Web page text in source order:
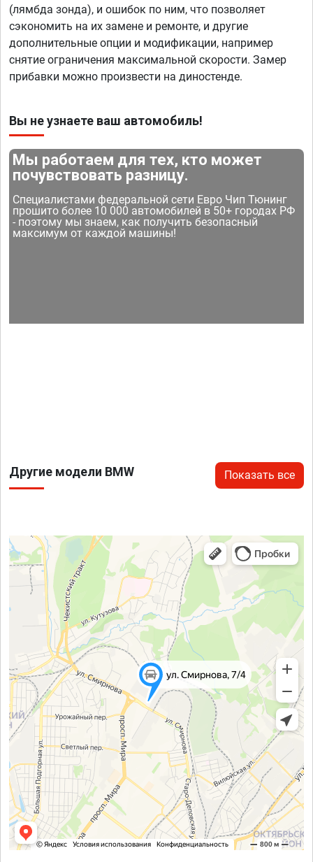
(лямбда зонда), и ошибок по ним, что позволяет
сэкономить на их замене и ремонте, и другие
дополнительные опции и модификации, например
снятие ограничения максимальной скорости. Замер
прибавки можно произвести на диностенде.
Вы не узнаете ваш автомобиль!
Мы работаем для тех, кто может
почувствовать разницу.
Специалистами федеральной сети Евро Чип Тюнинг
прошито более 10 000 автомобилей в 50+ городах РФ
- поэтому мы знаем, как получить безопасный
максимум от каждой машины!
Другие модели BMW Показать все